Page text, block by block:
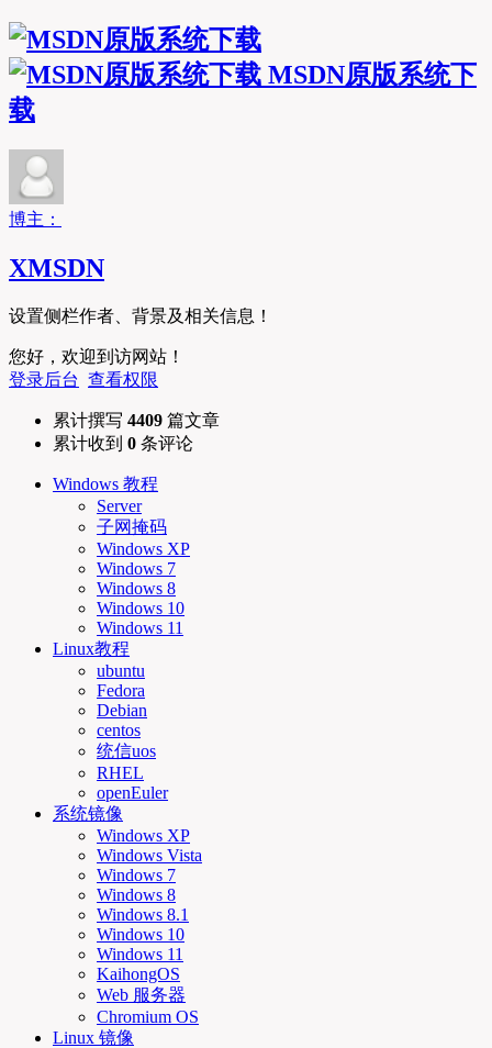
MSDN原版系统下
载
博主：
XMSDN
设置侧栏作者、背景及相关信息！
您好，欢迎到访网站！
登录后台 查看权限
累计撰写 4409 篇文章
累计收到 0 条评论
Windows 教程
Server
子网掩码
Windows XP
Windows 7
Windows 8
Windows 10
Windows 11
Linux教程
ubuntu
Fedora
Debian
centos
统信uos
RHEL
openEuler
系统镜像
Windows XP
Windows Vista
Windows 7
Windows 8
Windows 8.1
Windows 10
Windows 11
KaihongOS
Web 服务器
Chromium OS
Linux 镜像